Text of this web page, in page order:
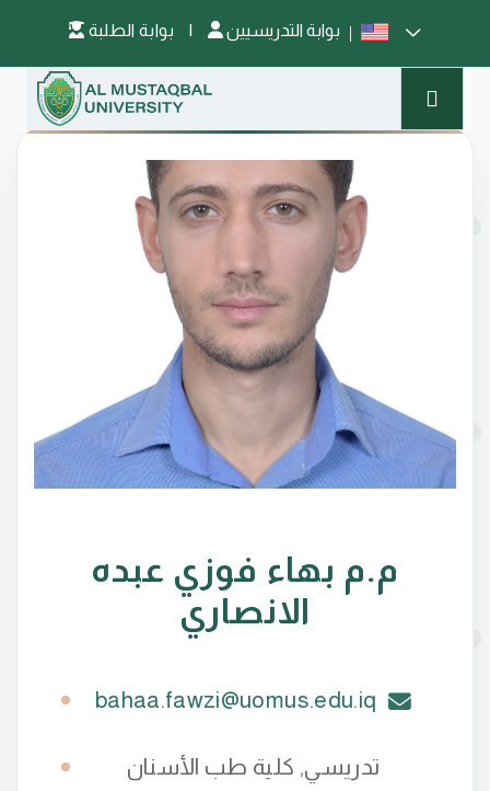
| بوابة التدريسيين
م.م بهاء فوزي عبده
الانصاري
bahaa.fawzi@uomus.edu.iq
تدريسي, كلية طب الأسنان